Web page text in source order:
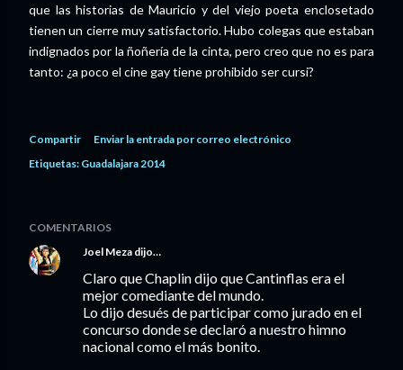
que las historias de Mauricio y del viejo poeta enclosetado
tienen un cierre muy satisfactorio. Hubo colegas que estaban
indignados por la ñoñería de la cinta, pero creo que no es para
tanto: ¿a poco el cine gay tiene prohibido ser cursi?
Compartir
Enviar la entrada por correo electrónico
Etiquetas: Guadalajara 2014
COMENTARIOS
Joel Meza dijo…
Claro que Chaplin dijo que Cantinflas era el
mejor comediante del mundo.
Lo dijo desués de participar como jurado en el
concurso donde se declaró a nuestro himno
nacional como el más bonito.